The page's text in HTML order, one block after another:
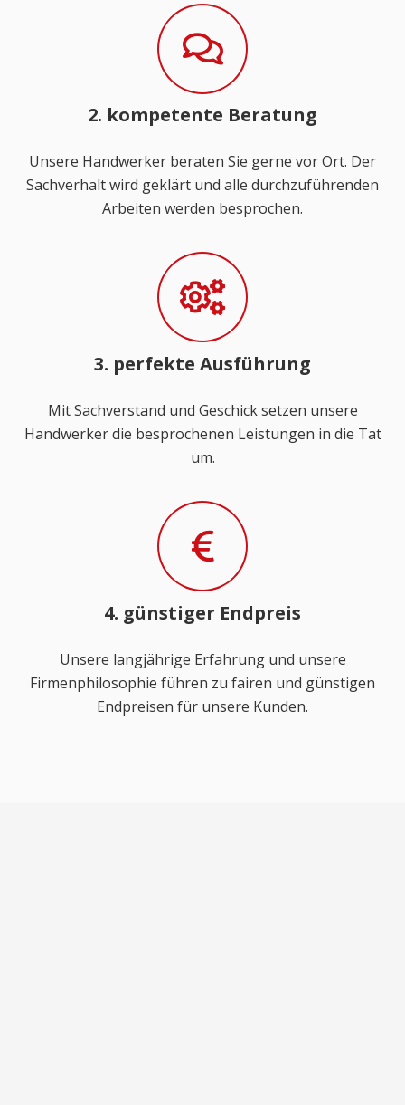
2. kompetente Beratung
Unsere Handwerker beraten Sie gerne vor Ort. Der
Sachverhalt wird geklärt und alle durchzuführenden
Arbeiten werden besprochen.
3. perfekte Ausführung
Mit Sachverstand und Geschick setzen unsere
Handwerker die besprochenen Leistungen in die Tat
um.
4. günstiger Endpreis
Unsere langjährige Erfahrung und unsere
Firmenphilosophie führen zu fairen und günstigen
Endpreisen für unsere Kunden.